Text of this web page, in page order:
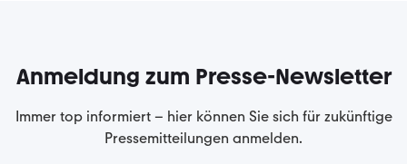
Anmeldung zum Presse-Newsletter
Immer top informiert – hier können Sie sich für zukünftige
Pressemitteilungen anmelden.